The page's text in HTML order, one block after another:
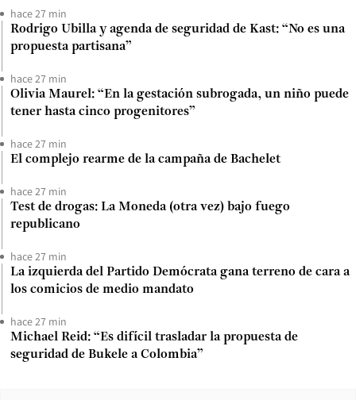
hace 27 min
Rodrigo Ubilla y agenda de seguridad de Kast: “No es una
propuesta partisana”
hace 27 min
Olivia Maurel: “En la gestación subrogada, un niño puede
tener hasta cinco progenitores”
hace 27 min
El complejo rearme de la campaña de Bachelet
hace 27 min
Test de drogas: La Moneda (otra vez) bajo fuego
republicano
hace 27 min
La izquierda del Partido Demócrata gana terreno de cara a
los comicios de medio mandato
hace 27 min
Michael Reid: “Es difícil trasladar la propuesta de
seguridad de Bukele a Colombia”